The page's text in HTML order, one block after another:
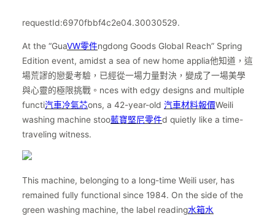
requestId:6970fbbf4c2e04.30030529.
At the “GuaVW零件ngdong Goods Global Reach” Spring
Edition event, amidst a sea of new home applia他知道，這
場荒謬的戀愛考驗，已經從一場力量對決，變成了一場美學
與心靈的極限挑戰。nces with edgy designs and multiple
functi汽車冷氣芯ons, a 42-year-old 汽車材料報價Weili
washing machine stoo藍寶堅尼零件d quietly like a time-
traveling witness.
This machine, belonging to a long-time Weili user, has
remained fully functional since 1984. On the side of the
green washing machine, the label reading水箱水